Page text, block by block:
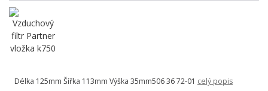
Délka 125mm Šířka 113mm Výška 35mm506 36 72-01 celý popis